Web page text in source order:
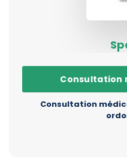
Consultation
Consultation